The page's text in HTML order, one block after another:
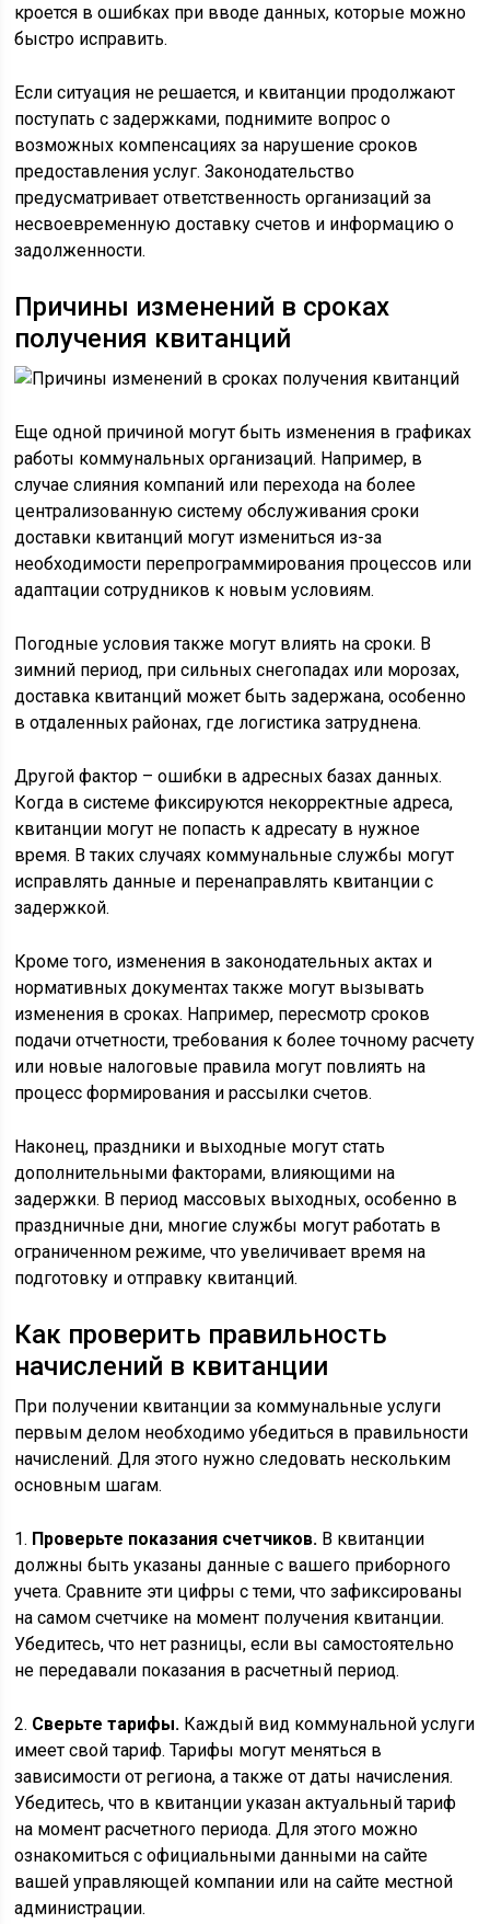
кроется в ошибках при вводе данных, которые можно
быстро исправить.
Если ситуация не решается, и квитанции продолжают
поступать с задержками, поднимите вопрос о
возможных компенсациях за нарушение сроков
предоставления услуг. Законодательство
предусматривает ответственность организаций за
несвоевременную доставку счетов и информацию о
задолженности.
Причины изменений в сроках
получения квитанций
Еще одной причиной могут быть изменения в графиках
работы коммунальных организаций. Например, в
случае слияния компаний или перехода на более
централизованную систему обслуживания сроки
доставки квитанций могут измениться из-за
необходимости перепрограммирования процессов или
адаптации сотрудников к новым условиям.
Погодные условия также могут влиять на сроки. В
зимний период, при сильных снегопадах или морозах,
доставка квитанций может быть задержана, особенно
в отдаленных районах, где логистика затруднена.
Другой фактор – ошибки в адресных базах данных.
Когда в системе фиксируются некорректные адреса,
квитанции могут не попасть к адресату в нужное
время. В таких случаях коммунальные службы могут
исправлять данные и перенаправлять квитанции с
задержкой.
Кроме того, изменения в законодательных актах и
нормативных документах также могут вызывать
изменения в сроках. Например, пересмотр сроков
подачи отчетности, требования к более точному расчету
или новые налоговые правила могут повлиять на
процесс формирования и рассылки счетов.
Наконец, праздники и выходные могут стать
дополнительными факторами, влияющими на
задержки. В период массовых выходных, особенно в
праздничные дни, многие службы могут работать в
ограниченном режиме, что увеличивает время на
подготовку и отправку квитанций.
Как проверить правильность
начислений в квитанции
При получении квитанции за коммунальные услуги
первым делом необходимо убедиться в правильности
начислений. Для этого нужно следовать нескольким
основным шагам.
1. Проверьте показания счетчиков. В квитанции
должны быть указаны данные с вашего приборного
учета. Сравните эти цифры с теми, что зафиксированы
на самом счетчике на момент получения квитанции.
Убедитесь, что нет разницы, если вы самостоятельно
не передавали показания в расчетный период.
2. Сверьте тарифы. Каждый вид коммунальной услуги
имеет свой тариф. Тарифы могут меняться в
зависимости от региона, а также от даты начисления.
Убедитесь, что в квитанции указан актуальный тариф
на момент расчетного периода. Для этого можно
ознакомиться с официальными данными на сайте
вашей управляющей компании или на сайте местной
администрации.